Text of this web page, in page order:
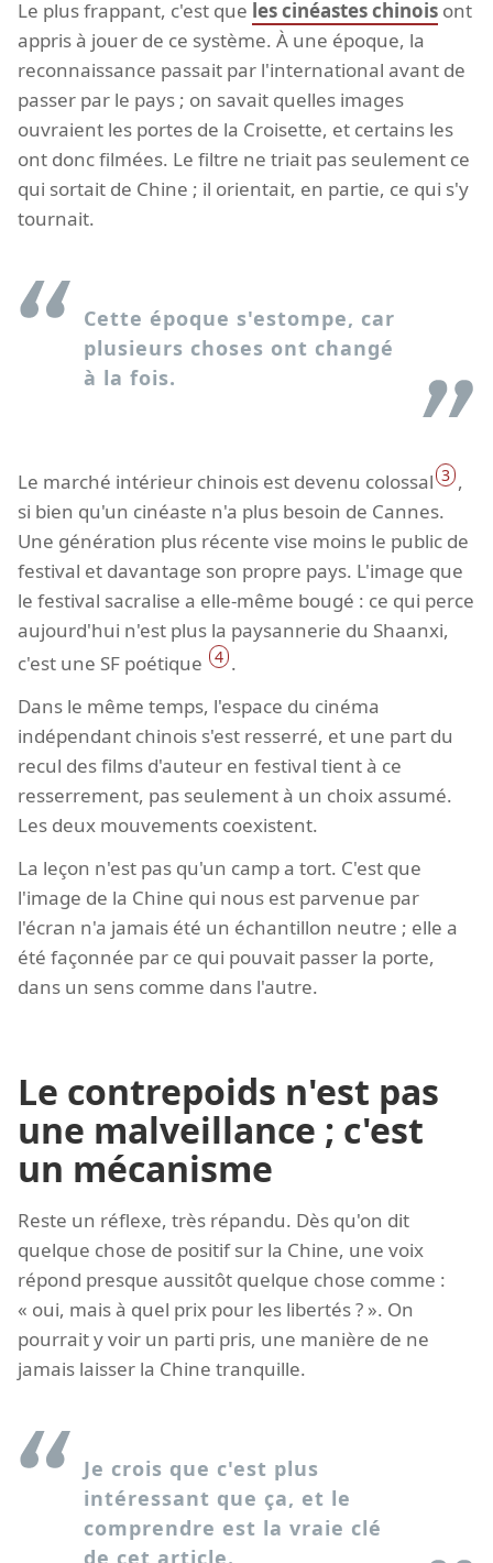
Le plus frappant, c'est que les cinéastes chinois ont
appris à jouer de ce système. À une époque, la
reconnaissance passait par l'international avant de
passer par le pays ; on savait quelles images
ouvraient les portes de la Croisette, et certains les
ont donc filmées. Le filtre ne triait pas seulement ce
qui sortait de Chine ; il orientait, en partie, ce qui s'y
tournait.
Cette époque s'estompe, car
plusieurs choses ont changé
à la fois.
Le marché intérieur chinois est devenu colossal 3 ,
si bien qu'un cinéaste n'a plus besoin de Cannes.
Une génération plus récente vise moins le public de
festival et davantage son propre pays. L'image que
le festival sacralise a elle-même bougé : ce qui perce
aujourd'hui n'est plus la paysannerie du Shaanxi,
c'est une SF poétique
4 .
Dans le même temps, l'espace du cinéma
indépendant chinois s'est resserré, et une part du
recul des films d'auteur en festival tient à ce
resserrement, pas seulement à un choix assumé.
Les deux mouvements coexistent.
La leçon n'est pas qu'un camp a tort. C'est que
l'image de la Chine qui nous est parvenue par
l'écran n'a jamais été un échantillon neutre ; elle a
été façonnée par ce qui pouvait passer la porte,
dans un sens comme dans l'autre.
Le contrepoids n'est pas
une malveillance ; c'est
un mécanisme
Reste un réflexe, très répandu. Dès qu'on dit
quelque chose de positif sur la Chine, une voix
répond presque aussitôt quelque chose comme :
« oui, mais à quel prix pour les libertés ? ». On
pourrait y voir un parti pris, une manière de ne
jamais laisser la Chine tranquille.
Je crois que c'est plus
intéressant que ça, et le
comprendre est la vraie clé
de cet article.